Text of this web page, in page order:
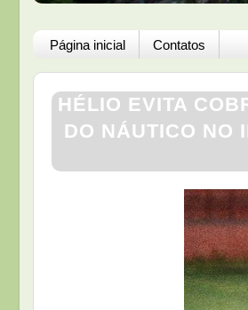
Página inicial Contatos
HÉLIO EVITA
DO NÁUTICO NO